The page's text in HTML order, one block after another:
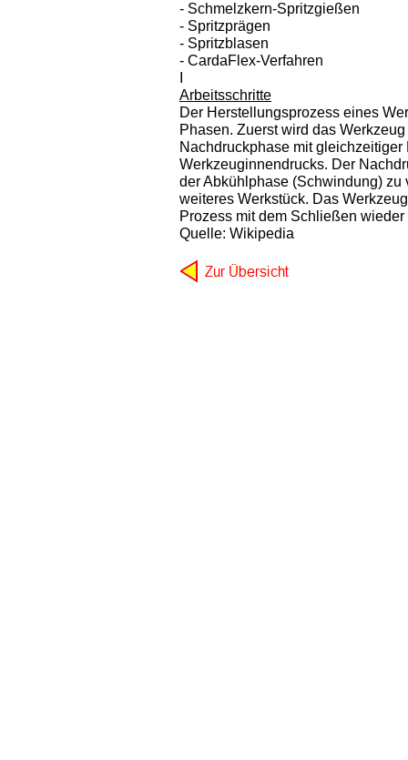
- Schmelzkern-Spritzgießen
- Spritzprägen
- Spritzblasen
- CardaFlex-Verfahren
Arbeitsschritte
Der Herstellungsprozess eines
Phasen. Zuerst wird das
Nachdruckphase mit
Werkzeuginnendrucks. Der
der Abkühlphase (Schwindung)
weiteres Werkstück. Das
Prozess mit dem Schließen
Quelle: Wikipedia